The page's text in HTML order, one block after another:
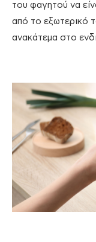
του φαγητού να
από το εξωτερικό
ανακάτεμα στο